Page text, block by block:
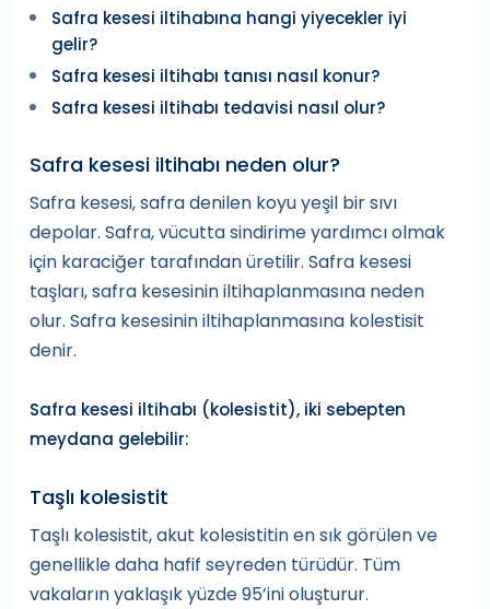
Safra kesesi iltihabına hangi yiyecekler iyi
gelir?
Safra kesesi iltihabı tanısı nasıl konur?
Safra kesesi iltihabı tedavisi nasıl olur?
Safra kesesi iltihabı neden olur?
Safra kesesi, safra denilen koyu yeşil bir sıvı
depolar. Safra, vücutta sindirime yardımcı olmak
için karaciğer tarafından üretilir. Safra kesesi
taşları, safra kesesinin iltihaplanmasına neden
olur. Safra kesesinin iltihaplanmasına kolestisit
denir.
Safra kesesi iltihabı (kolesistit), iki sebepten
meydana gelebilir:
Taşlı kolesistit
Taşlı kolesistit, akut kolesistitin en sık görülen ve
genellikle daha hafif seyreden türüdür. Tüm
vakaların yaklaşık yüzde 95’ini oluşturur.